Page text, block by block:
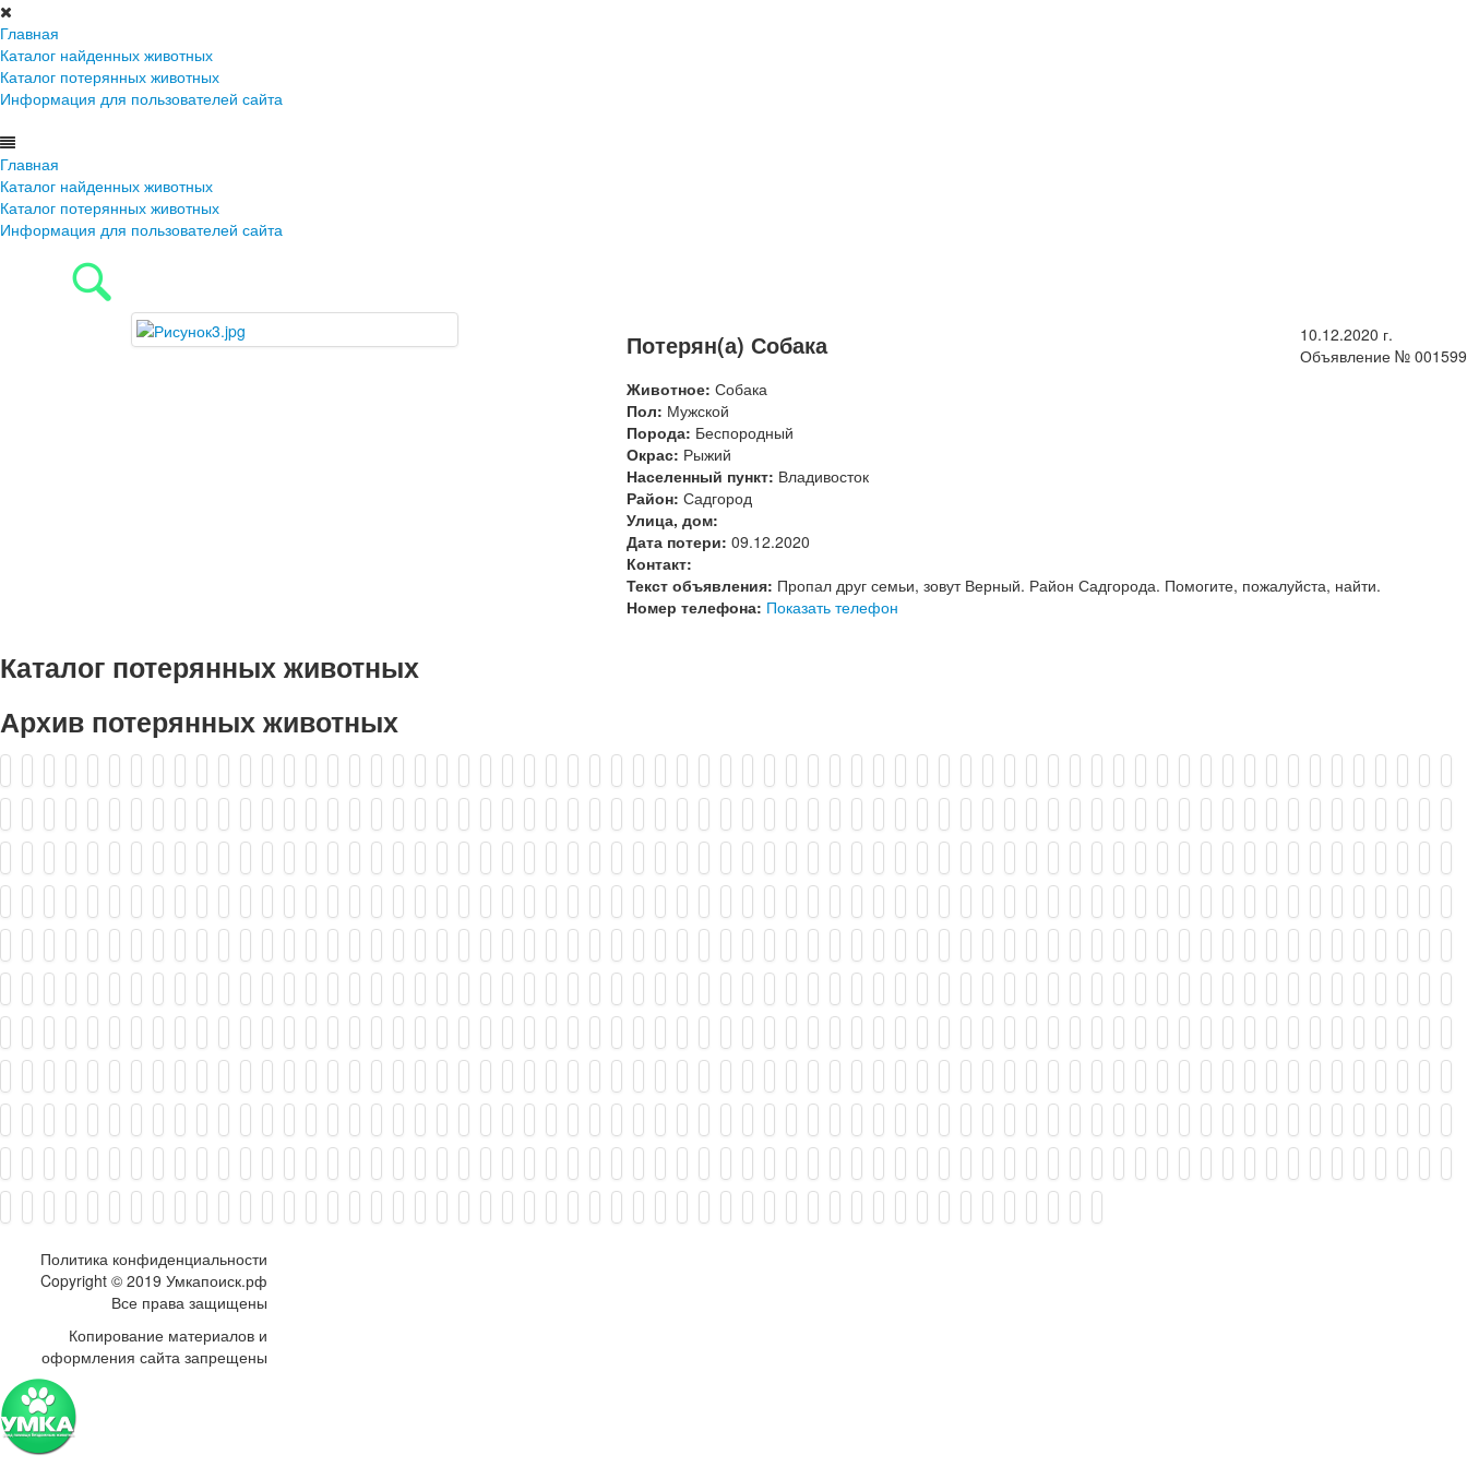
Главная
Каталог найденных животных
Каталог потерянных животных
Информация для пользователей сайта
Главная
Каталог найденных животных
Каталог потерянных животных
Информация для пользователей сайта
10.12.2020 г.
Объявление № 001599
Потерян(а) Собака
Животное:Собака
Пол: Мужской
Порода: Беспородный
Окрас: Рыжий
Населенный пункт: Владивосток
Район:Садгород
Улица, дом:
Дата потери:09.12.2020
Контакт:
Текст объявления: Пропал друг семьи, зовут Верный. Район Садгорода. Помогите, пожалуйста, найти.
Номер телефона: Показать телефон
Каталог потерянных животных
Архив потерянных животных
Политика конфиденциальности
Copyright © 2019 Умкапоиск.рф
Все права защищены
Копирование материалов и
оформления сайта запрещены